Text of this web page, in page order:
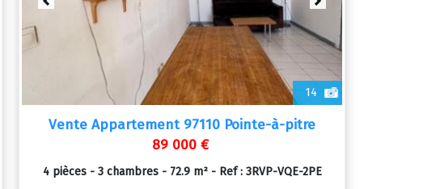
14
Previous Next
Vente Appartement 97110 Pointe-à-pitre
89 000 €
4 pièces - 3 chambres - 72.9 m² - Ref : 3RVP-VQE-2PE